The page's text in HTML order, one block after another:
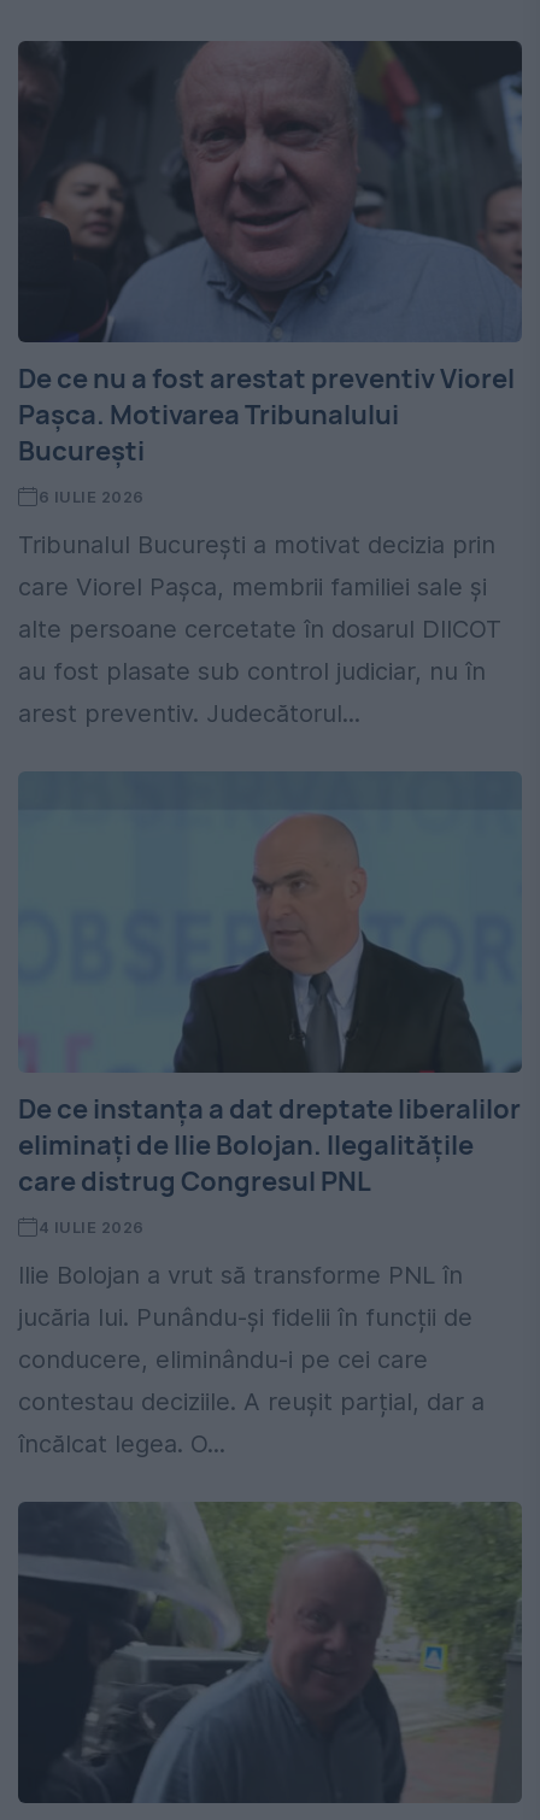
De ce nu a fost arestat preventiv Viorel
Pașca. Motivarea Tribunalului
București
6 IULIE 2026
Tribunalul București a motivat decizia prin
care Viorel Pașca, membrii familiei sale și
alte persoane cercetate în dosarul DIICOT
au fost plasate sub control judiciar, nu în
arest preventiv. Judecătorul...
De ce instanța a dat dreptate liberalilor
eliminați de Ilie Bolojan. Ilegalitățile
care distrug Congresul PNL
4 IULIE 2026
Ilie Bolojan a vrut să transforme PNL în
jucăria lui. Punându-și fidelii în funcții de
conducere, eliminându-i pe cei care
contestau deciziile. A reușit parțial, dar a
încălcat legea. O...